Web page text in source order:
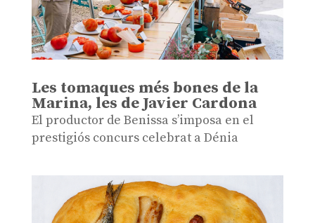
Les tomaques més bones de la
Marina, les de Javier Cardona
El productor de Benissa s’imposa en el
prestigiós concurs celebrat a Dénia